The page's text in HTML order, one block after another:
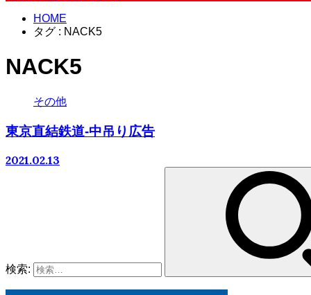
HOME
タグ : NACK5
NACK5
その他
東京直結鉄道-中吊り広告
2021.02.13
検索: